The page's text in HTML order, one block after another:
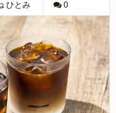
ひとみ 0